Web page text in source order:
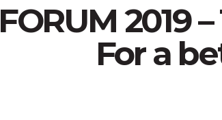
FORUM 2019
For a